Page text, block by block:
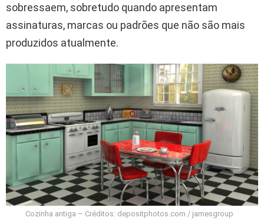
sobressaem, sobretudo quando apresentam
assinaturas, marcas ou padrões que não são mais
produzidos atualmente.
Cozinha antiga – Créditos: depositphotos.com / jamesgroup